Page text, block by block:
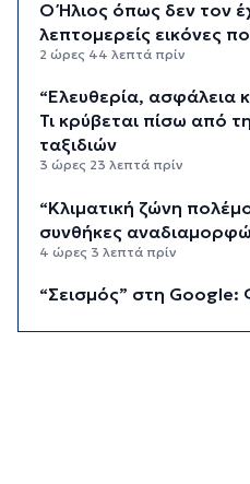
Ο Ήλιος όπως δεν τον
λεπτομερείς εικόνες
2 ώρες 44 λεπτά πρίν
“Ελευθερία, ασφάλεια
Τι κρύβεται πίσω από
ταξιδιών
3 ώρες 23 λεπτά πρίν
“Κλιματική ζώνη
συνθήκες
4 ώρες 3 λεπτά πρίν
“Σεισμός” στη Google: